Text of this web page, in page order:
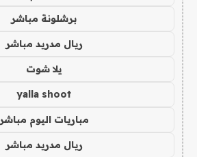
برشلونة مباشر
ريال مدريد مباشر
يلا شوت
yalla shoot
مباريات اليوم مباشر
ريال مدريد مباشر